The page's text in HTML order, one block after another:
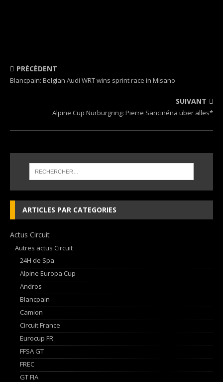
PRÉCÉDENT
Blancpain: Belgian Audi WRT wins sprint race in Misano
SUIVANT
Alpine Cup Nürburgring: Pierre Sancinéna über alles*
ARTICLES PAR CATEGORIES
Actus Circuit
Autres actus Circuit
24H de Spa
Alpine Europa Cup
Andros
Blancpain
Camion
Circuit France
Eurocup FR
FFSA GT
FREC
GT FIA